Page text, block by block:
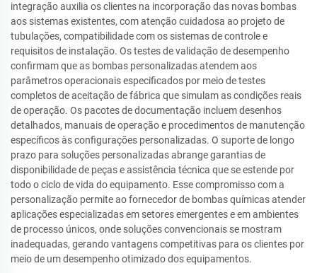
integração auxilia os clientes na incorporação das novas bombas
aos sistemas existentes, com atenção cuidadosa ao projeto de
tubulações, compatibilidade com os sistemas de controle e
requisitos de instalação. Os testes de validação de desempenho
confirmam que as bombas personalizadas atendem aos
parâmetros operacionais especificados por meio de testes
completos de aceitação de fábrica que simulam as condições reais
de operação. Os pacotes de documentação incluem desenhos
detalhados, manuais de operação e procedimentos de manutenção
específicos às configurações personalizadas. O suporte de longo
prazo para soluções personalizadas abrange garantias de
disponibilidade de peças e assistência técnica que se estende por
todo o ciclo de vida do equipamento. Esse compromisso com a
personalização permite ao fornecedor de bombas químicas atender
aplicações especializadas em setores emergentes e em ambientes
de processo únicos, onde soluções convencionais se mostram
inadequadas, gerando vantagens competitivas para os clientes por
meio de um desempenho otimizado dos equipamentos.